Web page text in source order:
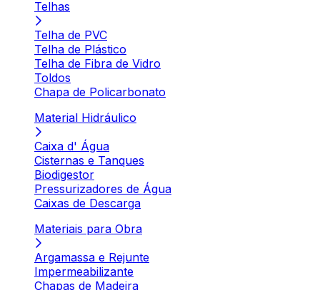
Telhas
Telha de PVC
Telha de Plástico
Telha de Fibra de Vidro
Toldos
Chapa de Policarbonato
Material Hidráulico
Caixa d' Água
Cisternas e Tanques
Biodigestor
Pressurizadores de Água
Caixas de Descarga
Materiais para Obra
Argamassa e Rejunte
Impermeabilizante
Chapas de Madeira